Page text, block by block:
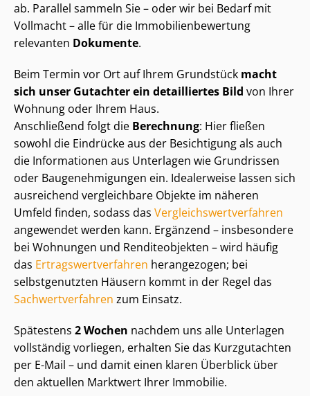
ab. Parallel sammeln Sie – oder wir bei Bedarf mit
Vollmacht – alle für die Im­mo­bi­li­en­be­wer­tung
relevanten Dokumente.
Beim Termin vor Ort auf Ihrem Grundstück macht
sich unser Gutachter ein detailliertes Bild von Ihrer
Wohnung oder Ihrem Haus.
Anschließend folgt die Berechnung: Hier fließen
sowohl die Eindrücke aus der Besichtigung als auch
die Informationen aus Unterlagen wie Grundrissen
oder Bau­ge­neh­mi­gun­gen ein. Idealerweise lassen sich
ausreichend vergleichbare Objekte im näheren
Umfeld finden, sodass das Ver­gleichs­wert­ver­fah­ren
angewendet werden kann. Ergänzend – insbesondere
bei Wohnungen und Renditeobjekten – wird häufig
das Er­trags­wert­ver­fah­ren herangezogen; bei
selbstgenutzten Häusern kommt in der Regel das
Sach­wert­ver­fah­ren zum Einsatz.
Spätestens 2 Wochen nachdem uns alle Unterlagen
vollständig vorliegen, erhalten Sie das Kurzgutachten
per E-Mail – und damit einen klaren Überblick über
den aktuellen Marktwert Ihrer Immobilie.